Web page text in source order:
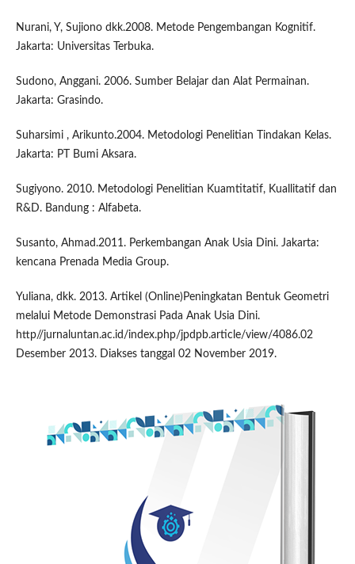
Nurani, Y, Sujiono dkk.2008. Metode Pengembangan Kognitif.
Jakarta: Universitas Terbuka.
Sudono, Anggani. 2006. Sumber Belajar dan Alat Permainan.
Jakarta: Grasindo.
Suharsimi , Arikunto.2004. Metodologi Penelitian Tindakan Kelas.
Jakarta: PT Bumi Aksara.
Sugiyono. 2010. Metodologi Penelitian Kuamtitatif, Kuallitatif dan
R&D. Bandung : Alfabeta.
Susanto, Ahmad.2011. Perkembangan Anak Usia Dini. Jakarta:
kencana Prenada Media Group.
Yuliana, dkk. 2013. Artikel (Online)Peningkatan Bentuk Geometri
melalui Metode Demonstrasi Pada Anak Usia Dini.
http//jurnaluntan.ac.id/index.php/jpdpb.article/view/4086.02
Desember 2013. Diakses tanggal 02 November 2019.